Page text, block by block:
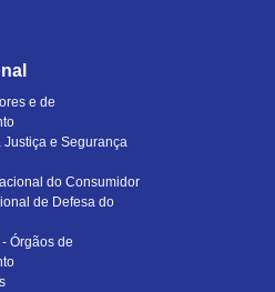
e de
Justiça e Segurança
do Consumidor
de Defesa do
Órgãos de